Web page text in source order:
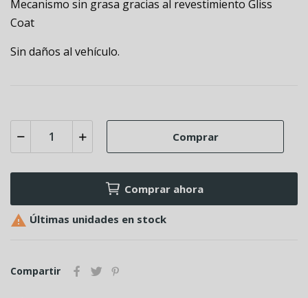
Mecanismo sin grasa gracias al revestimiento Gliss
Coat
Sin daños al vehículo.
Comprar
Comprar ahora
 Últimas unidades en stock
Compartir